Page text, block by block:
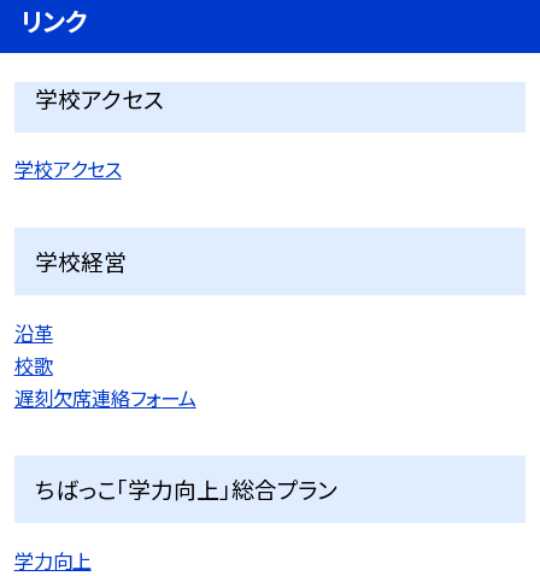
リンク
学校アクセス
学校アクセス
学校経営
沿革
校歌
遅刻欠席連絡フォーム
ちばっこ「学力向上」総合プラン
学力向上